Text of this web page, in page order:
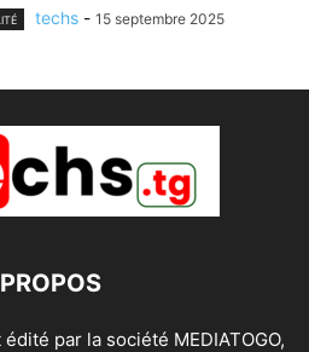
techs - 15 septembre 2025
par la société MEDIATOGO,